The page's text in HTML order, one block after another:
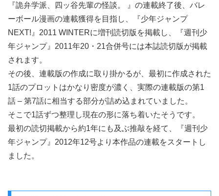
『詭弁学派、四ッ谷先輩の怪談。 』の連載終了後、バレ
ーボール漫画の連載獲得を目指し、『少年ジャンプ
NEXT!』2011 WINTERに増刊読切版を掲載し、『週刊少
年ジャンプ』2011年20・21合併号には本誌読切版が掲載
されます。
その後、連載版の作成に取り掛かるが、最初に作成された
1話のプロットはかなり密度が濃く、実際の連載版の第1
話 – 第7話に相当する部分が詰め込まれていました。
そこで1話ずつ整理し現在の形に落ち着いたそうです。
最初の読切掲載から約1年にも及ぶ推敲を経て、『週刊少
年ジャンプ』2012年12号より本作品の連載をスタートし
ました。